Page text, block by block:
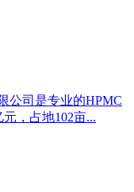
公司是专业的HPMC
，占地102亩...